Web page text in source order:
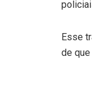
Esse
de que